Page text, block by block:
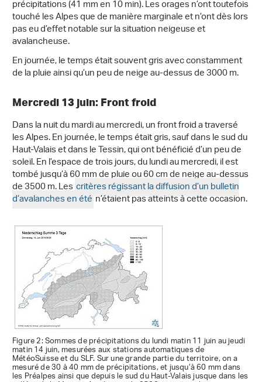
précipitations (41 mm en 10 min). Les orages n’ont toutefois
touché les Alpes que de manière marginale et n’ont dès lors
pas eu d’effet notable sur la situation neigeuse et
avalancheuse.
En journée, le temps était souvent gris avec constamment
de la pluie ainsi qu’un peu de neige au-dessus de 3000 m.
Mercredi 13 juin: Front froid
Dans la nuit du mardi au mercredi, un front froid a traversé
les Alpes. En journée, le temps était gris, sauf dans le sud du
Haut-Valais et dans le Tessin, qui ont bénéficié d’un peu de
soleil. En l’espace de trois jours, du lundi au mercredi, il est
tombé jusqu’à 60 mm de pluie ou 60 cm de neige au-dessus
de 3500 m. Lescritères régissant la diffusion d’un bulletin
d’avalanches en été n’étaient pas atteints à cette occasion.
Figure 2: Sommes de précipitations du lundi matin 11 juin au jeudi
matin 14 juin, mesurées aux stations automatiques de
MétéoSuisse et du SLF. Sur une grande partie du territoire, on a
mesuré de 30 à 40 mm de précipitations, et jusqu’à 60 mm dans
les Préalpes ainsi que depuis le sud du Haut-Valais jusque dans les